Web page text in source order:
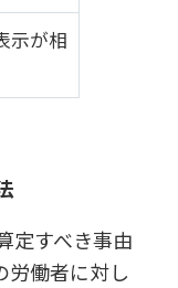
示が相
定すべき事由
労働者に対し